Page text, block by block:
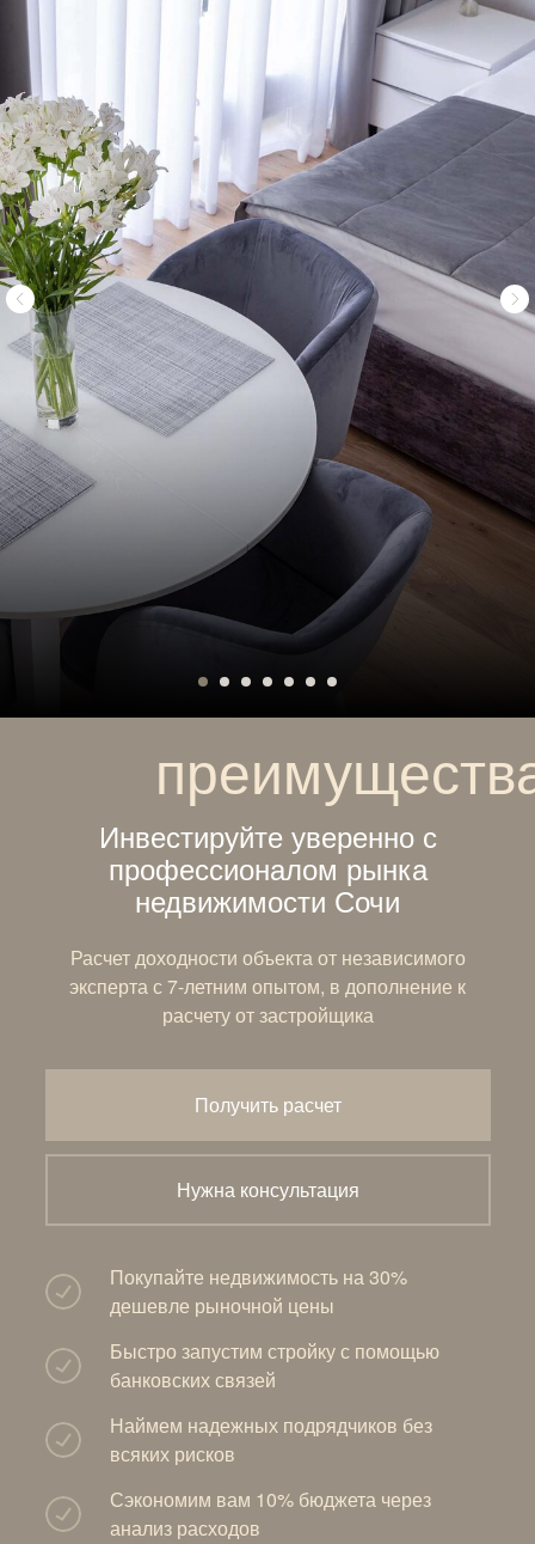
Расчет доходности объекта от независимого
эксперта с 7-летним опытом, в дополнение к
расчету от застройщика
Инвестируйте уверенно с
профессионалом рынка
недвижимости Сочи
Нужна консультация
Получить расчет
Сэкономим вам 10% бюджета через
анализ расходов
Покупайте недвижимость на 30%
дешевле рыночной цены
Наймем надежных подрядчиков без
всяких рисков
Быстро запустим стройку с помощью
банковских связей